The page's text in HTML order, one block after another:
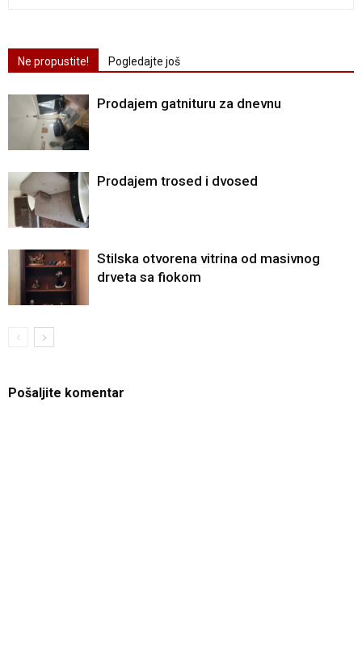
Ne propustite! Pogledajte još
Prodajem gatnituru za dnevnu
Prodajem trosed i dvosed
Stilska otvorena vitrina od masivnog
drveta sa fiokom
Pošaljite komentar